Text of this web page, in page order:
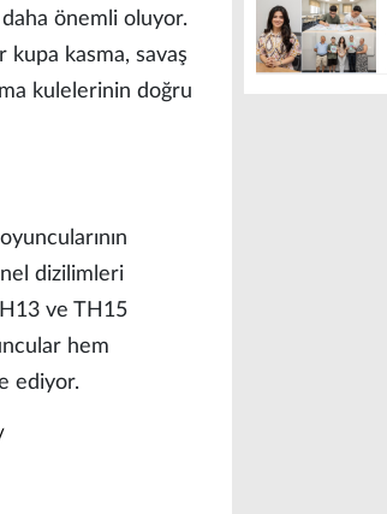
önemli oluyor.
kasma, savaş
kulelerinin doğru
dizilimleri
ve TH15
hem
ediyor.